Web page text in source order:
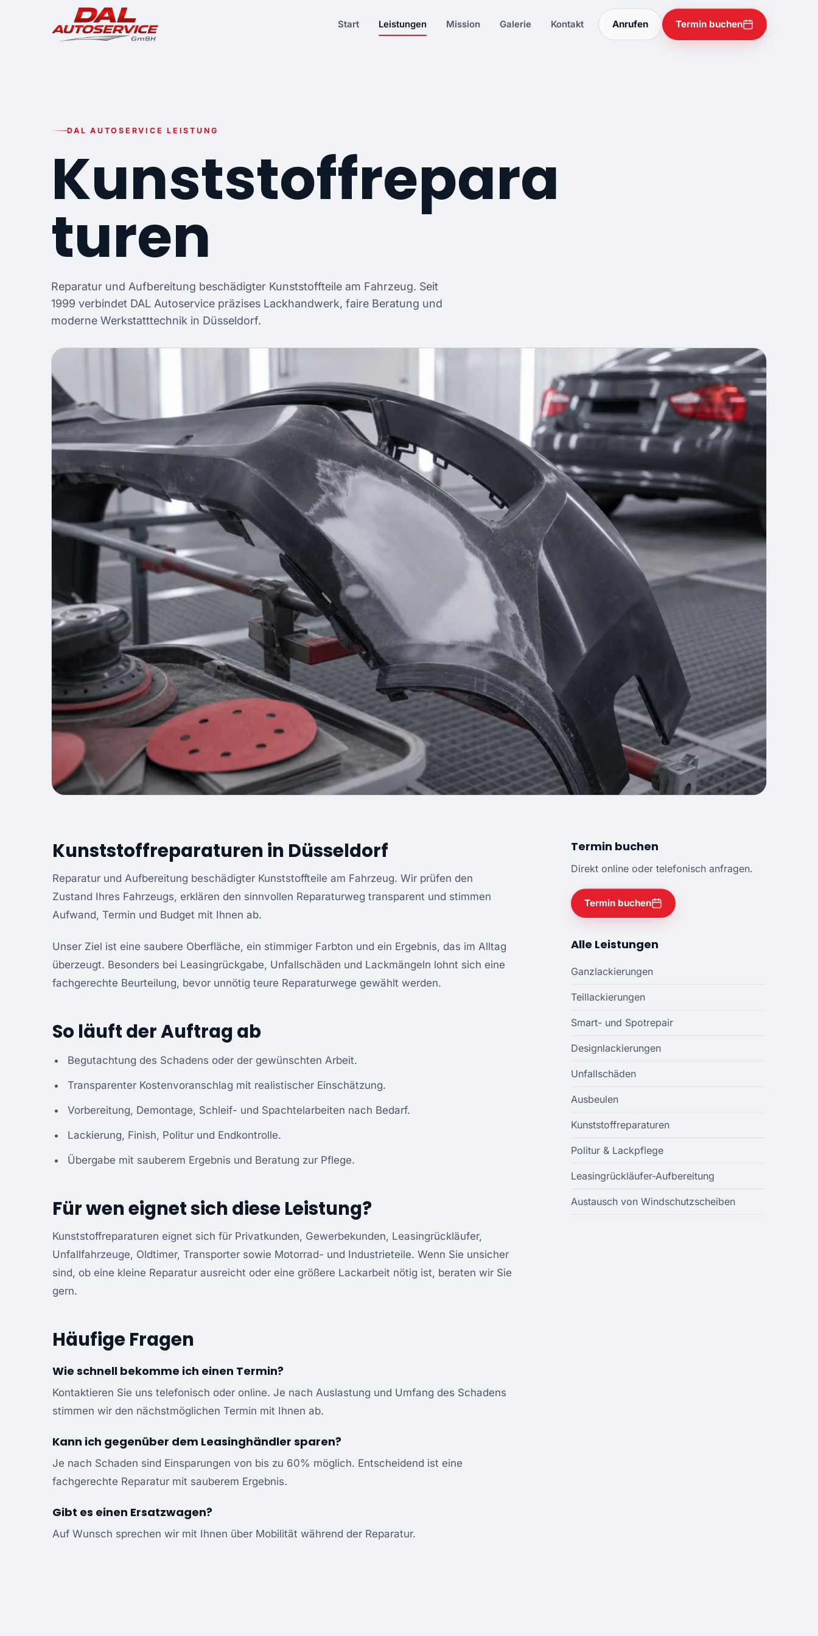
Start Leistungen Mission Galerie Kontakt Anrufen Termin buchen
DAL AUTOSERVICE LEISTUNG
Kunststoffrepara
turen
Reparatur und Aufbereitung beschädigter Kunststoffteile am Fahrzeug. Seit
1999 verbindet DAL Autoservice präzises Lackhandwerk, faire Beratung und
moderne Werkstatttechnik in Düsseldorf.
Kunststoffreparaturen in Düsseldorf
Reparatur und Aufbereitung beschädigter Kunststoffteile am Fahrzeug. Wir prüfen den
Zustand Ihres Fahrzeugs, erklären den sinnvollen Reparaturweg transparent und stimmen
Aufwand, Termin und Budget mit Ihnen ab.
Unser Ziel ist eine saubere Oberfläche, ein stimmiger Farbton und ein Ergebnis, das im Alltag
überzeugt. Besonders bei Leasingrückgabe, Unfallschäden und Lackmängeln lohnt sich eine
fachgerechte Beurteilung, bevor unnötig teure Reparaturwege gewählt werden.
So läuft der Auftrag ab
Begutachtung des Schadens oder der gewünschten Arbeit.
Transparenter Kostenvoranschlag mit realistischer Einschätzung.
Vorbereitung, Demontage, Schleif- und Spachtelarbeiten nach Bedarf.
Lackierung, Finish, Politur und Endkontrolle.
Übergabe mit sauberem Ergebnis und Beratung zur Pflege.
Für wen eignet sich diese Leistung?
Kunststoffreparaturen eignet sich für Privatkunden, Gewerbekunden, Leasingrückläufer,
Unfallfahrzeuge, Oldtimer, Transporter sowie Motorrad- und Industrieteile. Wenn Sie unsicher
sind, ob eine kleine Reparatur ausreicht oder eine größere Lackarbeit nötig ist, beraten wir Sie
gern.
Häufige Fragen
Wie schnell bekomme ich einen Termin?
Kontaktieren Sie uns telefonisch oder online. Je nach Auslastung und Umfang des Schadens
stimmen wir den nächstmöglichen Termin mit Ihnen ab.
Kann ich gegenüber dem Leasinghändler sparen?
Je nach Schaden sind Einsparungen von bis zu 60% möglich. Entscheidend ist eine
fachgerechte Reparatur mit sauberem Ergebnis.
Gibt es einen Ersatzwagen?
Auf Wunsch sprechen wir mit Ihnen über Mobilität während der Reparatur.
Termin buchen
Direkt online oder telefonisch anfragen.
Termin buchen
Alle Leistungen
Ganzlackierungen
Teillackierungen
Smart- und Spotrepair
Designlackierungen
Unfallschäden
Ausbeulen
Kunststoffreparaturen
Politur & Lackpflege
Leasingrückläufer-Aufbereitung
Austausch von Windschutzscheiben